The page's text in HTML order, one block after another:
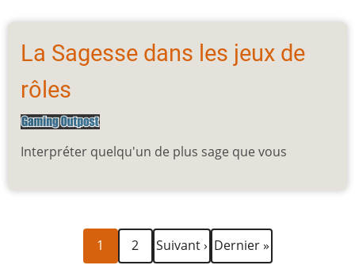
La Sagesse dans les jeux de
rôles
Interpréter quelqu'un de plus sage que vous
Page
courante
1 Page
2
Page
suivante
Suivant › Dernière
page
Dernier »